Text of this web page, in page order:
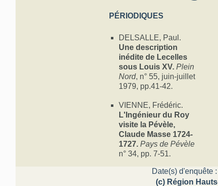
PÉRIODIQUES
DELSALLE, Paul.
Une description
inédite de Lecelles
sous Louis XV. Plein
Nord, n° 55, juin-juillet
1979, pp.41-42.
VIENNE, Frédéric.
L'Ingénieur du Roy
visite la Pévèle,
Claude Masse 1724-
1727. Pays de Pévèle
n° 34, pp. 7-51.
Date(s) d'enquête
(c) Région